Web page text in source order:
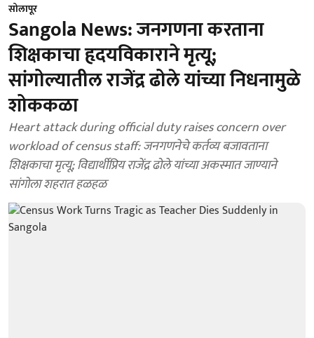
सोलापूर
Sangola News: जनगणना करताना
शिक्षकाचा हृदयविकाराने मृत्यू;
सांगोल्यातील राजेंद्र ढोले यांच्या निधनामुळे
शोककळा
Heart attack during official duty raises concern over
workload of census staff: जनगणनेचे कर्तव्य बजावताना
शिक्षकाचा मृत्यू; विद्यार्थीप्रिय राजेंद्र ढोले यांच्या अकस्मात जाण्याने
सांगोला शहरात हळहळ